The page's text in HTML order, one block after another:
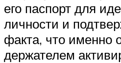
его паспорт для
личности и
факта, что именно
держателем